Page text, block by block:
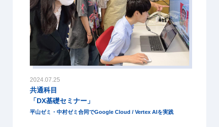
2024.07.25
共通科目
「DX基礎セミナー」
平山ゼミ・中村ゼミ合同でGoogle Cloud / Vertex AIを実践